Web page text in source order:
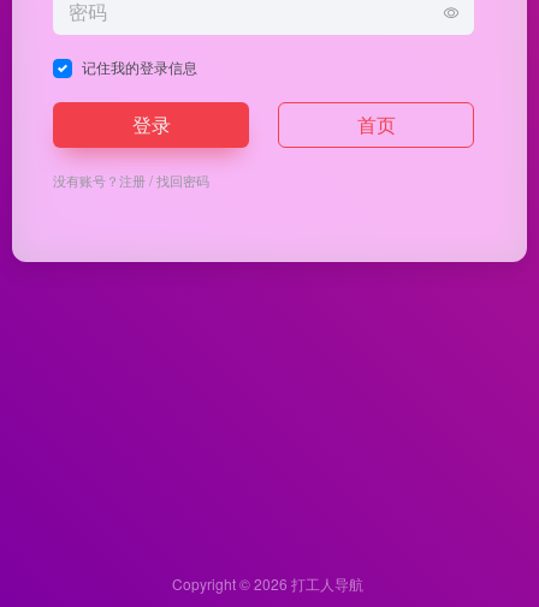
记住我的登录信息
登录 首页
没有账号？注册/找回密码
Copyright © 2026 打工人导航